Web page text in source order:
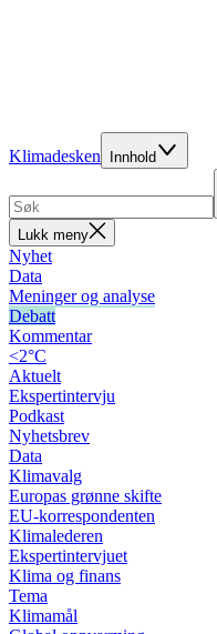
Klimadesken Innhold
Lukk meny
Nyhet
Data
Meninger og analyse
Debatt
Kommentar
<2°C
Aktuelt
Ekspertintervju
Podkast
Nyhetsbrev
Data
Klimavalg
Europas grønne skifte
EU-korrespondenten
Klimalederen
Ekspertintervjuet
Klima og finans
Tema
Klimamål